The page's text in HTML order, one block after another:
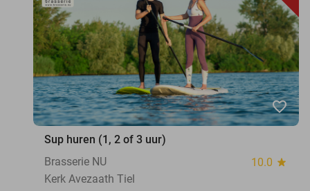
favorite_border
Sup huren (1, 2 of 3 uur)
Brasserie NU
10.0 star
Kerk Avezaath Tiel